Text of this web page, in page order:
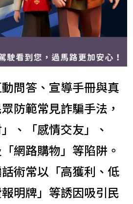
答、宣導手冊與真
防範常見詐騙手法，
、「感情交友」、
網路購物」等陷阱。
術常以「高獲利、低
明牌」等誘因吸引民